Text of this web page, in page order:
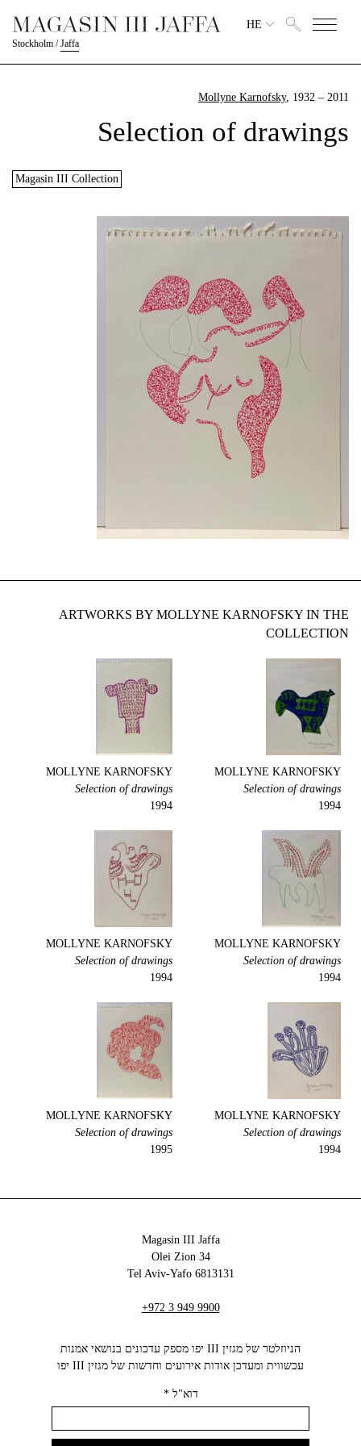
Stockholm /Jaffa
HE
Mollyne Karnofsky, 1932 – 2011
Selection of drawings
Magasin III Collection
ARTWORKS BY MOLLYNE KARNOFSKY IN THE
COLLECTION
MOLLYNE KARNOFSKY
Selection of drawings
1994
MOLLYNE KARNOFSKY
Selection of drawings
1994
MOLLYNE KARNOFSKY
Selection of drawings
1994
MOLLYNE KARNOFSKY
Selection of drawings
1994
MOLLYNE KARNOFSKY
Selection of drawings
1994
MOLLYNE KARNOFSKY
Selection of drawings
1995
Magasin III Jaffa
34 Olei Zion
6813131 Tel Aviv-Yafo
+972 3 949 9900
הניוזלטר של מגזין III יפו מספק עדכונים בנושאי אמנות
עכשווית ומעדכן אודות אירועים וחדשות של מגזין III יפו‬
דוא"ל*